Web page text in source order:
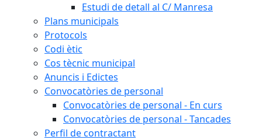
Estudi de detall al C/ Manresa
Plans municipals
Protocols
Codi ètic
Cos tècnic municipal
Anuncis i Edictes
Convocatòries de personal
Convocatòries de personal - En curs
Convocatòries de personal - Tancades
Perfil de contractant